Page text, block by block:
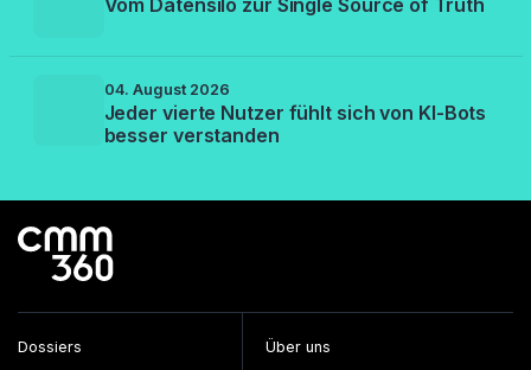
Vom Datensilo zur Single Source of Truth
04. August 2026
Jeder vierte Nutzer fühlt sich von KI-Bots
besser verstanden
Dossiers
Über uns